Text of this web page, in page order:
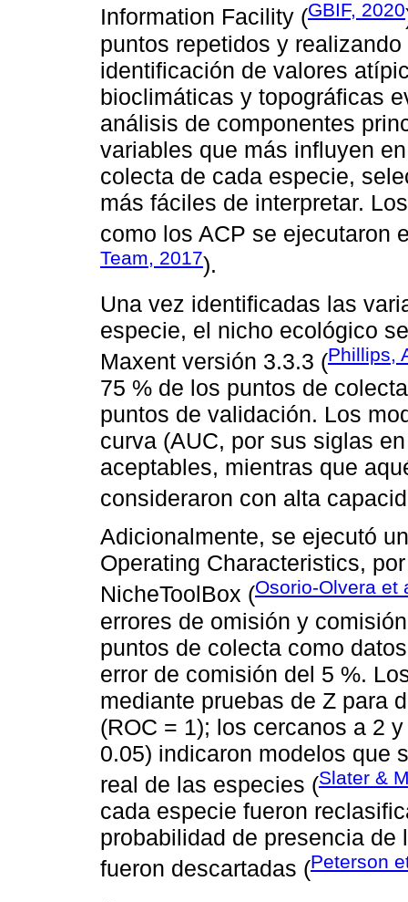
Information Facility (GBIF, 2020
puntos repetidos y
identificación de valores
bioclimáticas y topográficas
análisis de componentes
variables que más influyen
colecta de cada especie,
más fáciles de interpretar.
como los ACP se ejecutaron
Team, 2017).
Una vez identificadas las
especie, el nicho ecológico
Maxent versión 3.3.3 (Phillips,
75 % de los puntos de
puntos de validación. Los
curva (AUC, por sus siglas
aceptables, mientras que
consideraron con alta
Adicionalmente, se ejecutó
Operating Characteristics,
NicheToolBox (Osorio-Olvera et
errores de omisión y
puntos de colecta como
error de comisión del 5 %.
mediante pruebas de Z para
(ROC = 1); los cercanos a 2
0.05) indicaron modelos que
real de las especies (Slater &
cada especie fueron
probabilidad de presencia
fueron descartadas (Peterson